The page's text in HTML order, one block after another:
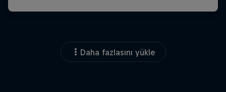
Daha fazlasını yükle